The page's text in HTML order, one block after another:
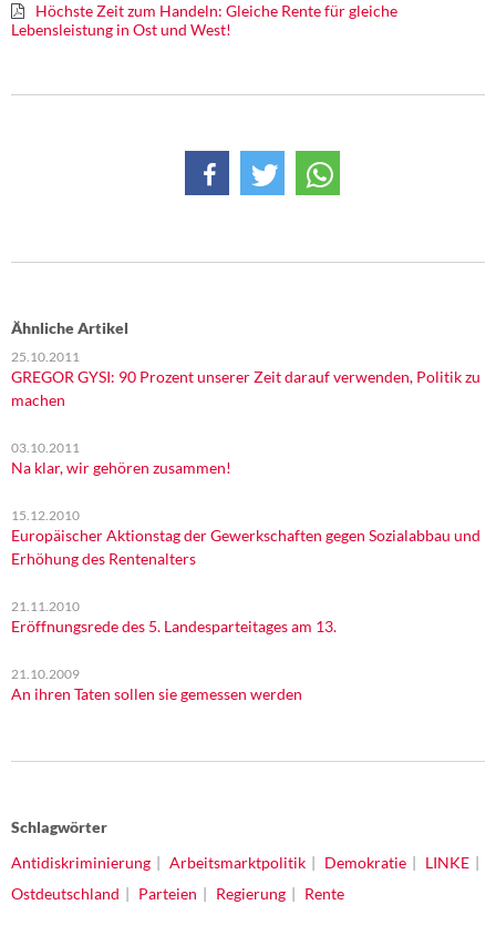
Höchste Zeit zum Handeln: Gleiche Rente für gleiche
Lebensleistung in Ost und West!
Ähnliche Artikel
25.10.2011
GREGOR GYSI: 90 Prozent unserer Zeit darauf verwenden, Politik zu
machen
03.10.2011
Na klar, wir gehören zusammen!
15.12.2010
Europäischer Aktionstag der Gewerkschaften gegen Sozialabbau und
Erhöhung des Rentenalters
21.11.2010
Eröffnungsrede des 5. Landesparteitages am 13.
21.10.2009
An ihren Taten sollen sie gemessen werden
Schlagwörter
Antidiskriminierung
Arbeitsmarktpolitik Demokratie
LINKE
Ostdeutschland
Parteien Regierung Rente